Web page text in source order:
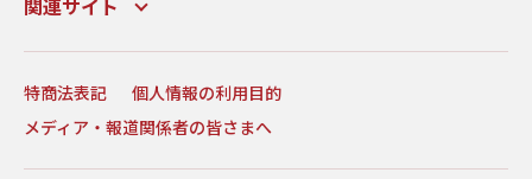
特商法表記
個人情報の利用目的
メディア・報道関係者の皆さまへ